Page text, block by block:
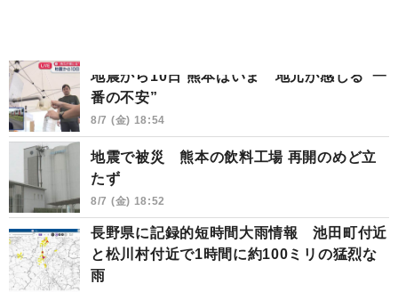
地震から10日 熊本はいま 地元が感じる“一
番の不安”
8/7 (金) 18:54
地震で被災 熊本の飲料工場 再開のめど立
たず
8/7 (金) 18:52
長野県に記録的短時間大雨情報 池田町付近
と松川村付近で1時間に約100ミリの猛烈な
雨